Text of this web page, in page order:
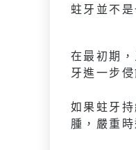
蛀牙並不
在最初期
牙進一步
如果蛀牙
腫，嚴重